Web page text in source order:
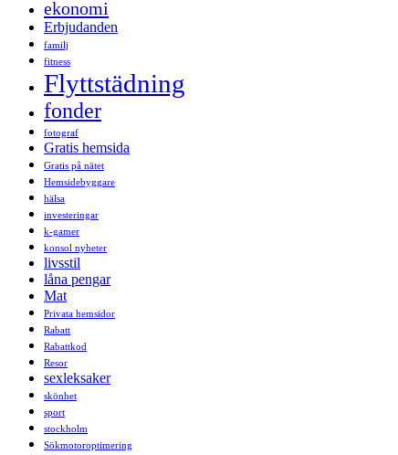
ekonomi
Erbjudanden
familj
fitness
Flyttstädning
fonder
fotograf
Gratis hemsida
Gratis på nätet
Hemsidebyggare
hälsa
investeringar
k-gamer
konsol nyheter
livsstil
låna pengar
Mat
Privata hemsidor
Rabatt
Rabattkod
Resor
sexleksaker
skönhet
sport
stockholm
Sökmotoroptimering